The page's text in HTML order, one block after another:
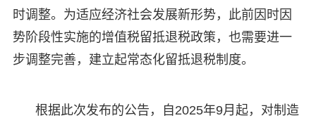
时调整。为适应经济社会发展新形势，此前因时因
势阶段性实施的增值税留抵退税政策，也需要进一
步调整完善，建立起常态化留抵退税制度。
根据此次发布的公告，自2025年9月起，对制造